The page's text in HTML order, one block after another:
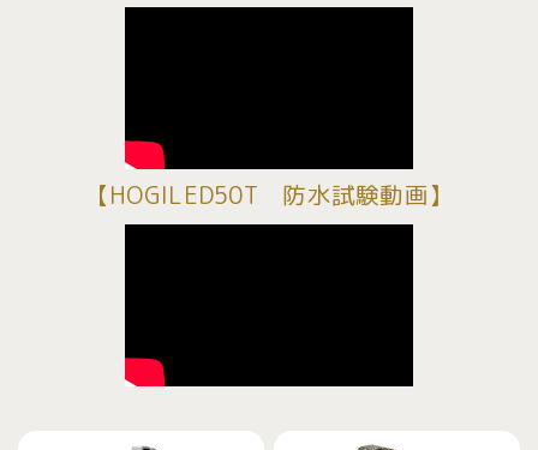
【HOGILED50T 防水試験動画】